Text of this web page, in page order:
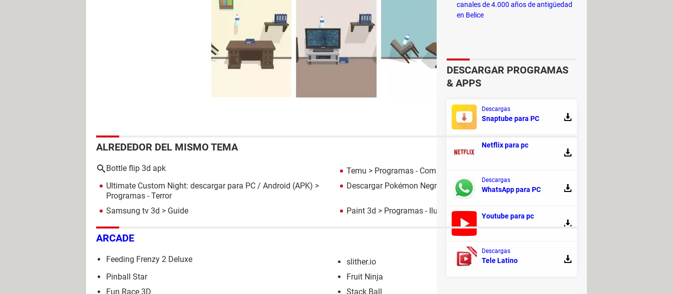
ALREDEDOR DEL MISMO TEMA
Bottle flip 3d apk Temu > Programas - Compras
Ultimate Custom Night: descargar para PC / Android (APK) >
Programas - Terror
Descargar Pokémon Negro (NDS ROM)> Programas - Rol
Samsung tv 3d > Guide Paint 3d > Programas - Ilustración y animación
ARCADE
Feeding Frenzy 2 Deluxe
slither.io
Pinball Star
Fruit Ninja
Fun Race 3D
Stack Ball
canales de 4.000 años de antigüedad
en Belice
DESCARGAR PROGRAMAS
& APPS
Descargas
Snaptube para PC
Netflix para pc
Descargas
WhatsApp para PC
Youtube para pc
Descargas
Tele Latino